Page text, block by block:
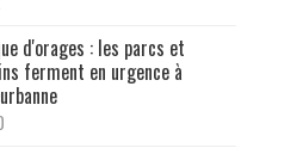
d'orages : les parcs et
ferment en urgence à